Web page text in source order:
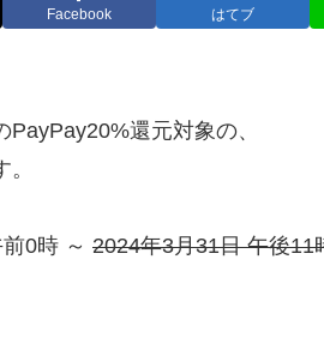
Facebook はてブ
還元対象の、
0時 ～ 2024年3月31日 午後11